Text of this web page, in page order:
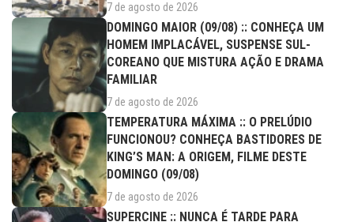
7 de agosto de 2026
DOMINGO MAIOR (09/08) :: CONHEÇA UM
HOMEM IMPLACÁVEL, SUSPENSE SUL-
COREANO QUE MISTURA AÇÃO E DRAMA
FAMILIAR
7 de agosto de 2026
TEMPERATURA MÁXIMA :: O PRELÚDIO
FUNCIONOU? CONHEÇA BASTIDORES DE
KING’S MAN: A ORIGEM, FILME DESTE
DOMINGO (09/08)
7 de agosto de 2026
SUPERCINE :: NUNCA É TARDE PARA